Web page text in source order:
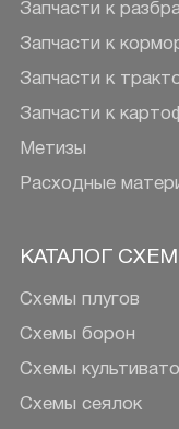
Запчасти к
Запчасти к
Запчасти к
Запчасти к
Метизы
Расходные
КАТАЛОГ СХЕМ
Схемы плугов
Схемы борон
Схемы
Схемы сеялок